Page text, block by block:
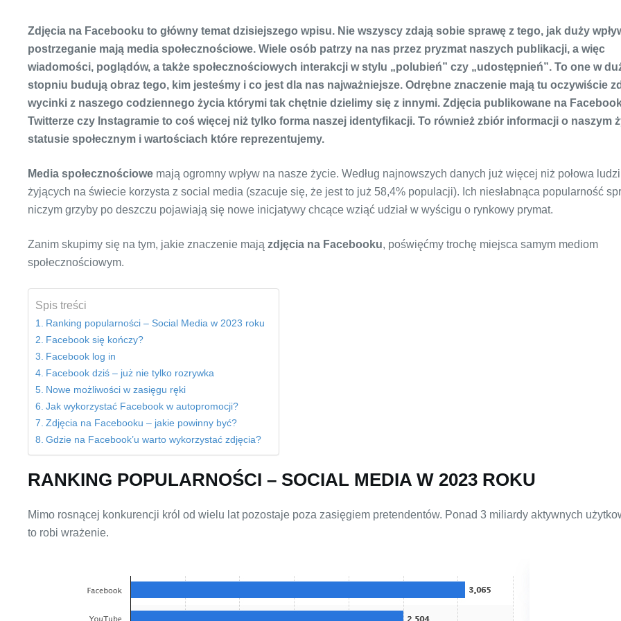
Zdjęcia na Facebooku to główny temat dzisiejszego wpisu. Nie wszyscy zdają sobie sprawę z tego, jak duży
postrzeganie mają media społecznościowe. Wiele osób patrzy na nas przez pryzmat naszych publikacji, a więc
wiadomości, poglądów, a także społecznościowych interakcji w stylu „polubień” czy „udostępnień”. To one w
stopniu budują obraz tego, kim jesteśmy i co jest dla nas najważniejsze. Odrębne znaczenie mają tu oczywiście
wycinki z naszego codziennego życia którymi tak chętnie dzielimy się z innymi. Zdjęcia publikowane na
Twitterze czy Instagramie to coś więcej niż tylko forma naszej identyfikacji. To również zbiór informacji o naszym
statusie społecznym i wartościach które reprezentujemy.
Media społecznościowe mają ogromny wpływ na nasze życie. Według najnowszych danych już więcej niż połowa ludzi
żyjących na świecie korzysta z social media (szacuje się, że jest to już 58,4% populacji). Ich niesłabnąca popularność
niczym grzyby po deszczu pojawiają się nowe inicjatywy chcące wziąć udział w wyścigu o rynkowy prymat.
Zanim skupimy się na tym, jakie znaczenie mają zdjęcia na Facebooku, poświęćmy trochę miejsca samym mediom
społecznościowym.
Spis treści
Ranking popularności – Social Media w 2023 roku
Facebook się kończy?
Facebook log in
Facebook dziś – już nie tylko rozrywka
Nowe możliwości w zasięgu ręki
Jak wykorzystać Facebook w autopromocji?
Zdjęcia na Facebooku – jakie powinny być?
Gdzie na Facebook’u warto wykorzystać zdjęcia?
RANKING POPULARNOŚCI – SOCIAL MEDIA W 2023 ROKU
Mimo rosnącej konkurencji król od wielu lat pozostaje poza zasięgiem pretendentów. Ponad 3 miliardy aktywnych
to robi wrażenie.